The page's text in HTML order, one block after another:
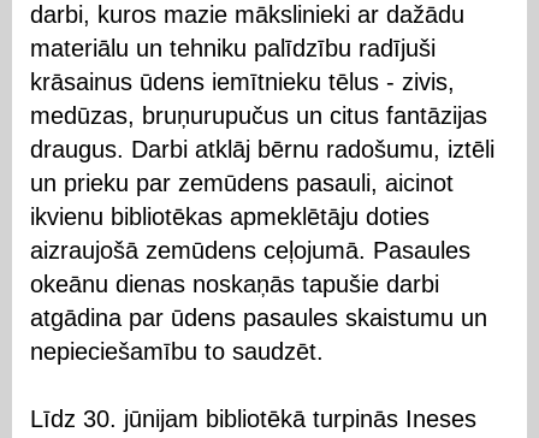
darbi, kuros mazie mākslinieki ar dažādu
materiālu un tehniku palīdzību radījuši
krāsainus ūdens iemītnieku tēlus - zivis,
medūzas, bruņurupučus un citus fantāzijas
draugus. Darbi atklāj bērnu radošumu, iztēli
un prieku par zemūdens pasauli, aicinot
ikvienu bibliotēkas apmeklētāju doties
aizraujošā zemūdens ceļojumā. Pasaules
okeānu dienas noskaņās tapušie darbi
atgādina par ūdens pasaules skaistumu un
nepieciešamību to saudzēt.
Līdz 30. jūnijam bibliotēkā turpinās Ineses